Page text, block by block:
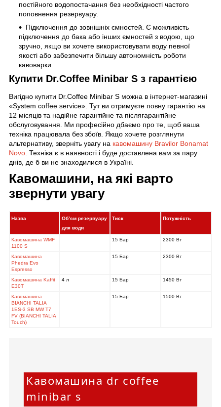
постійного водопостачання без необхідності частого
поповнення резервуару.
Підключення до зовнішніх ємностей. Є можливість
підключення до бака або інших ємностей з водою, що
зручно, якщо ви хочете використовувати воду певної
якості або забезпечити більшу автономність роботи
кавоварки.
Купити Dr.Coffee Minibar S з гарантією
Вигідно купити Dr.Coffee Minibar S можна в інтернет-магазині
«System coffee service». Тут ви отримуєте повну гарантію на
12 місяців та надійне гарантійне та післягарантійне
обслуговування. Ми професійно дбаємо про те, щоб ваша
техніка працювала без збоїв. Якщо хочете розглянути
альтернативу, зверніть увагу на кавомашину Bravilor Bonamat
Novo . Техніка є в наявності і буде доставлена вам за пару
днів, де б ви не знаходилися в Україні.
Кавомашини, на які варто
звернути увагу
Назва
Об’єм резервуару
для води
Тиск Потужність
Кавомашина WMF
1100 S
15 Бар 2300 Вт
Кавомашина
Phedra Evo
Espresso
15 Бар 2300 Вт
Кавомашина Kaffit
E30T
4 л 15 Бар 1450 Вт
Кавомашина
BIANCHI TALIA
1ES-3 SB MW T7
FV (BIANCHI TALIA
Touch)
15 Бар 1500 Вт
Кавомашина dr coffee
minibar s